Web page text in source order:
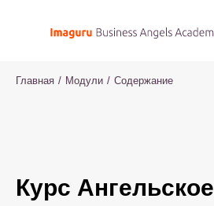
Главная / Модули / Содержание
Курс Ангельское